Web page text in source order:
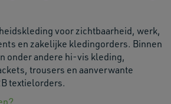
voor zichtbaarheid, werk,
en zakelijke kledingorders. Binnen
onder andere hi-vis kleding,
trousers en aanverwante
textielorders.